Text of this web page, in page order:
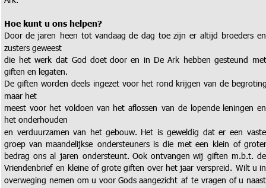
Hoe kunt u ons helpen?
Door de jaren heen tot vandaag de dag toe zijn er altijd broeders
zusters geweest
die het werk dat God doet door en in De Ark hebben gesteund
giften en legaten.
De giften worden deels ingezet voor het rond krijgen van de
maar het
meest voor het voldoen van het aflossen van de lopende leningen
het onderhouden
en verduurzamen van het gebouw. Het is geweldig dat er een
groep van maandelijkse ondersteuners is die met een klein of
bedrag ons al jaren ondersteunt. Ook ontvangen wij giften m.b.t.
Vriendenbrief en kleine of grote giften over het jaar verspreid. Wilt u
overweging nemen om u voor Gods aangezicht af te vragen of u